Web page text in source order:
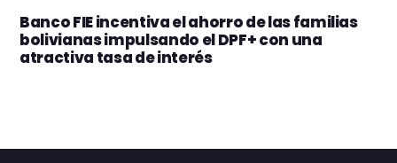
Banco FIE incentiva el ahorro de las familias
bolivianas impulsando el DPF+ con una
atractiva tasa de interés